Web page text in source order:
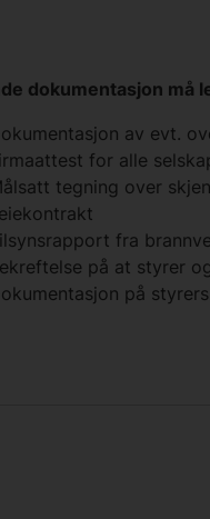
dokumentasjon må
av evt.
for alle
tegning over
fra
på at styrer
på